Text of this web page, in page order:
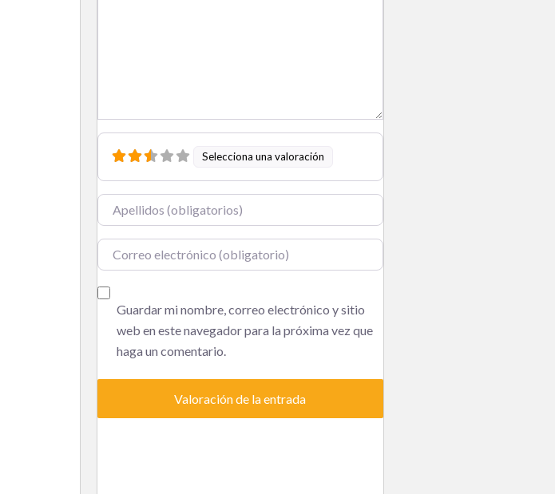
Selecciona una valoración
Nombre
Correo electrónico
Guardar mi nombre, correo electrónico y sitio
web en este navegador para la próxima vez que
haga un comentario.